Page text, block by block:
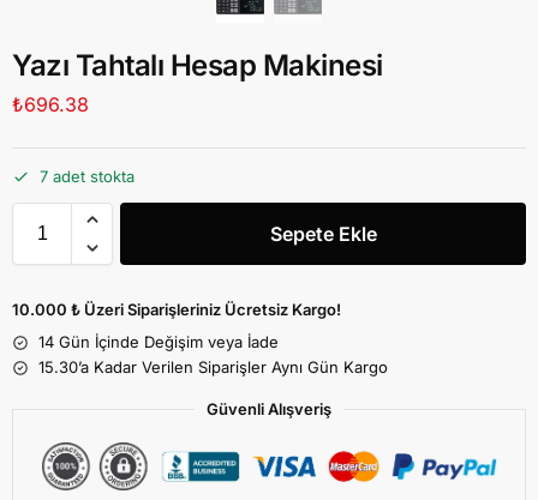
Yazı Tahtalı Hesap Makinesi
₺696.38
7 adet stokta
Sepete Ekle
10.000 ₺ Üzeri Siparişleriniz Ücretsiz Kargo!
14 Gün İçinde Değişim veya İade
15.30’a Kadar Verilen Siparişler Aynı Gün Kargo
Güvenli Alışveriş